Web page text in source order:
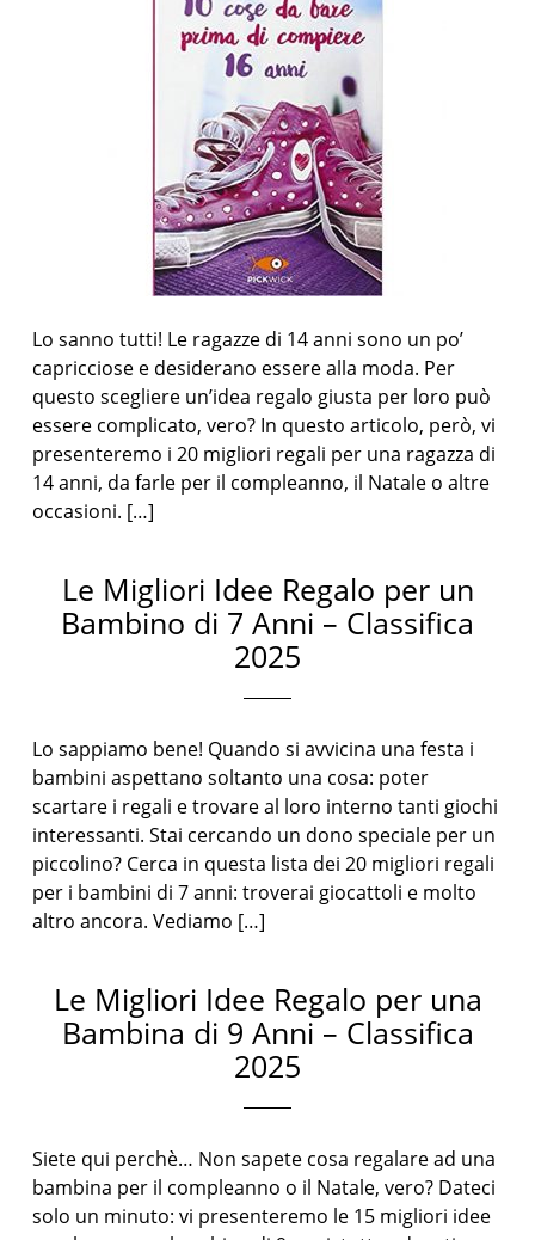
Lo sanno tutti! Le ragazze di 14 anni sono un po’
capricciose e desiderano essere alla moda. Per
questo scegliere un’idea regalo giusta per loro può
essere complicato, vero? In questo articolo, però, vi
presenteremo i 20 migliori regali per una ragazza di
14 anni, da farle per il compleanno, il Natale o altre
occasioni. […]
Le Migliori Idee Regalo per un
Bambino di 7 Anni – Classifica
2025
Lo sappiamo bene! Quando si avvicina una festa i
bambini aspettano soltanto una cosa: poter
scartare i regali e trovare al loro interno tanti giochi
interessanti. Stai cercando un dono speciale per un
piccolino? Cerca in questa lista dei 20 migliori regali
per i bambini di 7 anni: troverai giocattoli e molto
altro ancora. Vediamo […]
Le Migliori Idee Regalo per una
Bambina di 9 Anni – Classifica
2025
Siete qui perchè… Non sapete cosa regalare ad una
bambina per il compleanno o il Natale, vero? Dateci
solo un minuto: vi presenteremo le 15 migliori idee